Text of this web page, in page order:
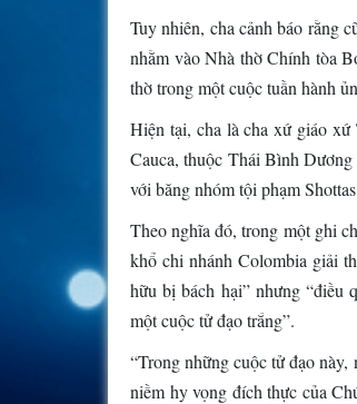
Tuy nhiên, cha cảnh báo rằng
nhằm vào Nhà thờ Chính tòa
thờ trong một cuộc tuần hành
Hiện tại, cha là cha xứ giáo xứ
Cauca, thuộc Thái Bình
với băng nhóm tội phạm
Theo nghĩa đó, trong một ghi
khổ chi nhánh Colombia giải
hữu bị bách hại” nhưng “điều
một cuộc tử đạo trắng”.
“Trong những cuộc tử đạo
niềm hy vọng đích thực của